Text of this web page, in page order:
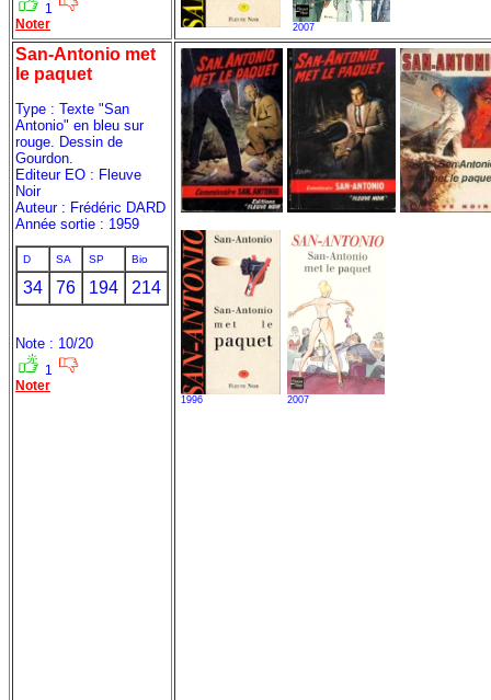
1
Noter
2007
San-Antonio met
le paquet
Type : Texte "San
Antonio" en bleu sur
rouge. Dessin de
Gourdon.
Editeur EO : Fleuve
Noir
Auteur : Frédéric DARD
Année sortie : 1959
D SA SP Bio
34 76 194 214
Note : 10/20
1
Noter
1996 2007